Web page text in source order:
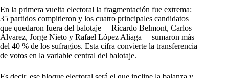
En la primera vuelta electoral la fragmentación fue extrema:
35 partidos compitieron y los cuatro principales candidatos
que quedaron fuera del balotaje —Ricardo Belmont, Carlos
Álvarez, Jorge Nieto y Rafael López Aliaga— sumaron más
del 40 % de los sufragios. Esta cifra convierte la transferencia
de votos en la variable central del balotaje.